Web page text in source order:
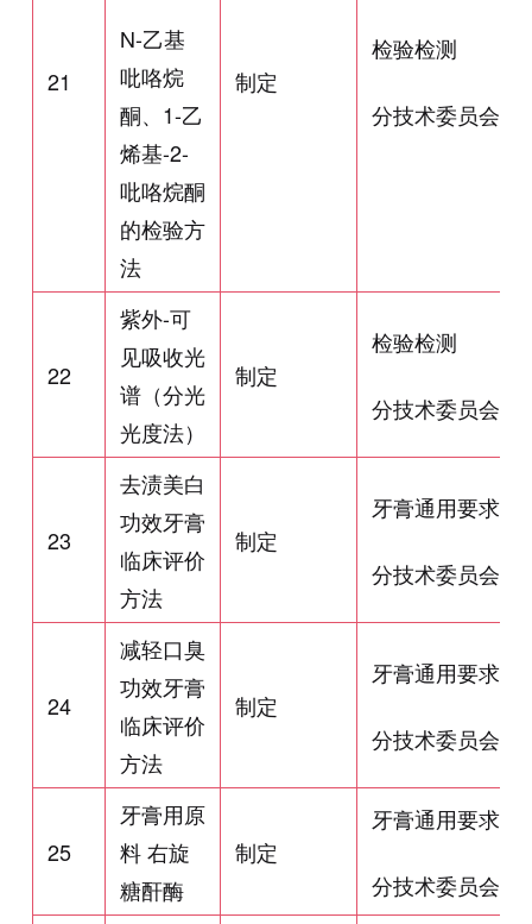
21
N-乙基
吡咯烷
酮、1-乙
烯基-2-
吡咯烷酮
的检验方
法
制定
检验检测
分技术委员会
22
紫外-可
见吸收光
谱（分光
光度法）
制定
检验检测
分技术委员会
23
去渍美白
功效牙膏
临床评价
方法
制定
牙膏通用要求
分技术委员会
24
减轻口臭
功效牙膏
临床评价
方法
制定
牙膏通用要求
分技术委员会
25
牙膏用原
料 右旋
糖酐酶
制定
牙膏通用要求
分技术委员会